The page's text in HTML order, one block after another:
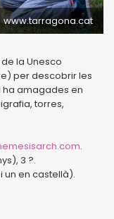
www.tarragona.cat
la Unesco
per descobrir les
amagades en
torres,
.
3 ?.
un en castellà).